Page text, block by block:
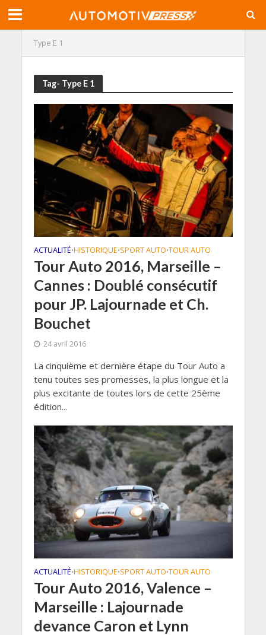
Type E 1
Tag- Type E 1
ACTUALITÉ•HISTORIQUE•SPORT AUTO•TOUR AUTO
Tour Auto 2016, Marseille –
Cannes : Doublé consécutif
pour JP. Lajournade et Ch.
Bouchet
24 avril 2016
La cinquième et dernière étape du Tour Auto a
tenu toutes ses promesses, la plus longue et la
plus excitante de toutes lors de cette 25ème
édition...
ACTUALITÉ•HISTORIQUE•SPORT AUTO•TOUR AUTO
Tour Auto 2016, Valence –
Marseille : Lajournade
devance Caron et Lynn